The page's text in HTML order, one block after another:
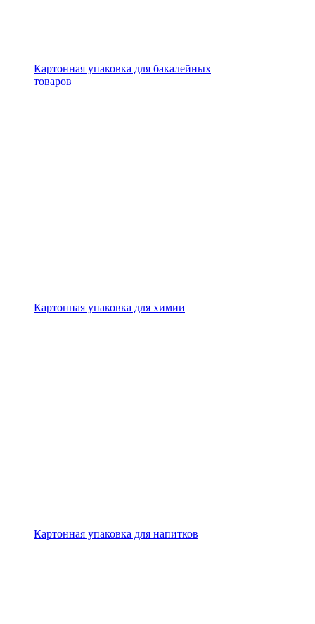
Картонная упаковка для бакалейных
товаров
Картонная упаковка для химии
Картонная упаковка для напитков